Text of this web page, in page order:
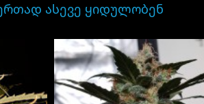
ᲐᲡᲔᲕᲔ ᲧᲘᲓᲣᲚᲝᲑᲔᲜ